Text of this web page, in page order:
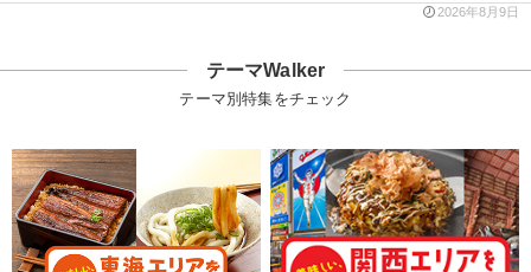
2026年8月9日
テーマWalker
テーマ別特集をチェック